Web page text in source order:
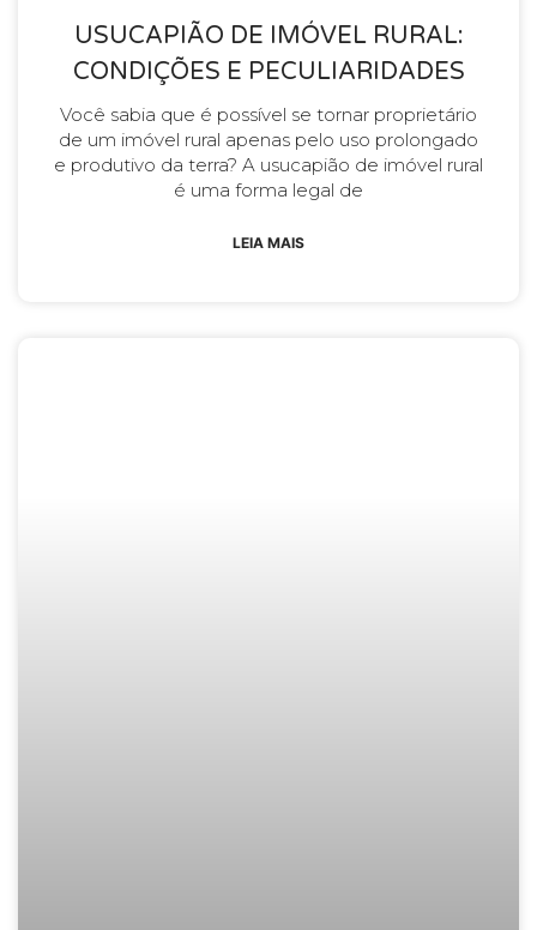
USUCAPIÃO DE IMÓVEL RURAL:
CONDIÇÕES E PECULIARIDADES
Você sabia que é possível se tornar proprietário
de um imóvel rural apenas pelo uso prolongado
e produtivo da terra? A usucapião de imóvel rural
é uma forma legal de
LEIA MAIS